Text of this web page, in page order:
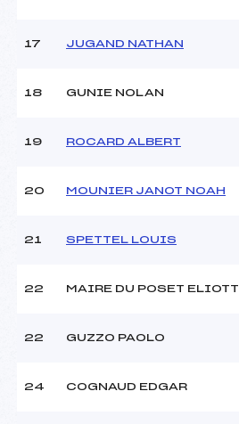
17 JUGAND NATHAN
18 GUNIE NOLAN
19 ROCARD ALBERT
20 MOUNIER JANOT NOAH
21 SPETTEL LOUIS
22 MAIRE DU POSET ELIOTT
22 GUZZO PAOLO
24 COGNAUD EDGAR